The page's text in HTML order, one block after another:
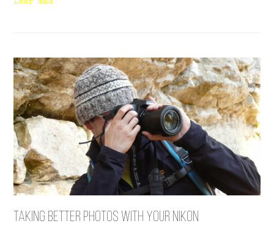
Taking Better Photos With Your Nikon